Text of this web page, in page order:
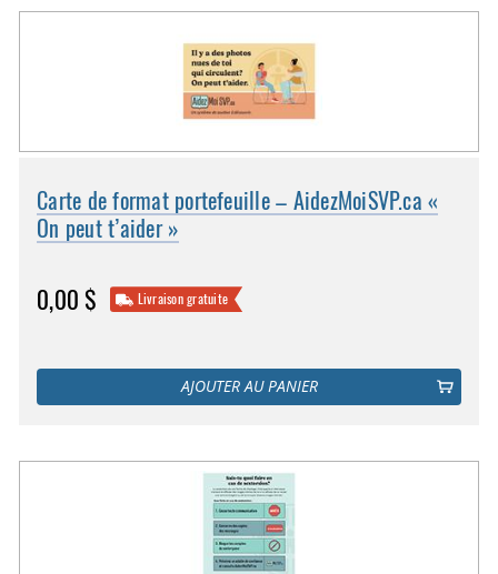
Carte de format portefeuille – AidezMoiSVP.ca «
On peut t’aider »
0,00 $ Livraison gratuite
AJOUTER AU PANIER